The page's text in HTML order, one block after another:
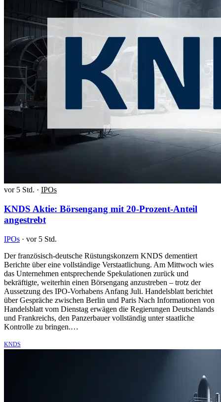
vor 5 Std. · IPOs
KNDS Aktie: Börsengang mit 20-Prozent-Anteil
angestrebt
IPOs · vor 5 Std.
Der französisch-deutsche Rüstungskonzern KNDS dementiert
Berichte über eine vollständige Verstaatlichung. Am Mittwoch wies
das Unternehmen entsprechende Spekulationen zurück und
bekräftigte, weiterhin einen Börsengang anzustreben – trotz der
Aussetzung des IPO-Vorhabens Anfang Juli. Handelsblatt berichtet
über Gespräche zwischen Berlin und Paris Nach Informationen von
Handelsblatt vom Dienstag erwägen die Regierungen Deutschlands
und Frankreichs, den Panzerbauer vollständig unter staatliche
Kontrolle zu bringen.…
KNDS